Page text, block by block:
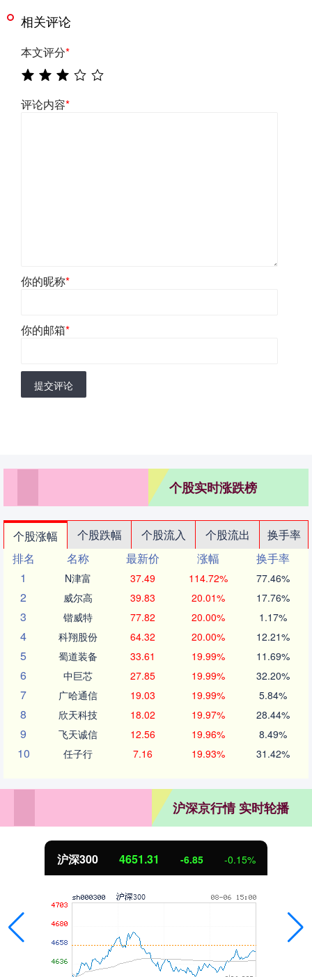
相关评论
本文评分*
评论内容*
你的昵称*
你的邮箱*
提交评论
个股实时涨跌榜
个股涨幅 个股跌幅 个股流入 个股流出
换手率
排名
名称 最新价 涨幅
换手率
1
N津富 37.49 114.72% 77.46%
2 威尔高 39.83 20.01% 17.76%
3 锴威特 77.82 20.00% 1.17%
4 科翔股份 64.32 20.00% 12.21%
5 蜀道装备 33.61 19.99% 11.69%
6 中巨芯 27.85 19.99% 32.20%
7 广哈通信 19.03 19.99% 5.84%
8 欣天科技 18.02 19.97% 28.44%
9 飞天诚信 12.56 19.96% 8.49%
10 任子行 7.16 19.93% 31.42%
沪深京行情 实时轮播
沪深300 4651.31 -6.85 -0.15%